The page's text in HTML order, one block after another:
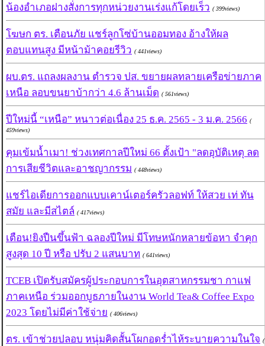
น้องอำเภอฝางสั่งการทุกหน่วยงานเร่งแก้โดยเร็ว ( 399views)
โฆษก ตร. เตือนภัย แชร์ลูกโซ่บ้านออมทอง อ้างให้ผล
ตอบแทนสูง มีหน้าม้าคอยรีวิว ( 441views)
ผบ.ตร. แถลงผลงาน ตำรวจ ปส. ขยายผลทลายเครือข่ายภาค
เหนือ ลอบขนยาบ้ากว่า 4.6 ล้านเม็ด ( 561views)
ปีใหม่นี้ “เหนือ” หนาวต่อเนื่อง 25 ธ.ค. 2565 - 3 ม.ค. 2566 (
459views)
คุมเข้มน้ำเมา! ช่วงเทศกาลปีใหม่ 66 ตั้งเป้า "ลดอุบัติเหตุ ลด
การเสียชีวิตและอาชญากรรม ( 448views)
แชร์ไอเดียการออกแบบเคาน์เตอร์ครัวลอฟท์ ให้สวย เท่ ทัน
สมัย และมีสไตล์ ( 417views)
เตือน!ยิงปืนขึ้นฟ้า ฉลองปีใหม่ มีโทษหนักหลายข้อหา จำคุก
สูงสุด 10 ปี หรือ ปรับ 2 แสนบาท ( 641views)
TCEB เปิดรับสมัครผู้ประกอบการในอุตสาหกรรมชา กาแฟ
ภาคเหนือ ร่วมออกบูธภายในงาน World Tea& Coffee Expo
2023 โดยไม่มีค่าใช้จ่าย ( 406views)
ตร. เข้าช่วยปลอบ หนุ่มคิดสั้นโผกอดร่ำไห้ระบายความในใจ (